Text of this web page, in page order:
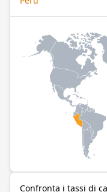
Confronta i tassi di